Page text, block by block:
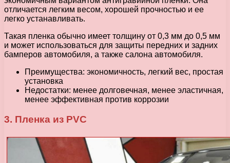
отличается легким весом, хорошей прочностью и ее
легко устанавливать.
Такая пленка обычно имеет толщину от 0,3 мм до 0,5 мм
и может использоваться для защиты передних и задних
бамперов автомобиля, а также салона автомобиля.
Преимущества: экономичность, легкий вес, простая
установка
Недостатки: менее долговечная, менее эластичная,
менее эффективная против коррозии
3. Пленка из PVC